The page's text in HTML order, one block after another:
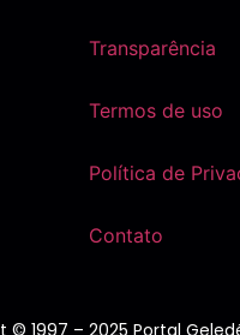
Transparência
Termos de uso
Política de
Contato